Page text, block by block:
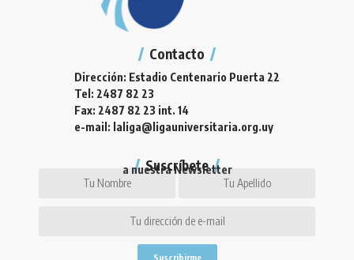
Contacto
Dirección: Estadio Centenario Puerta 22
Tel: 2487 82 23
Fax: 2487 82 23 int. 14
e-mail: laliga@ligauniversitaria.org.uy
Suscríbete
a nuestra Newsletter